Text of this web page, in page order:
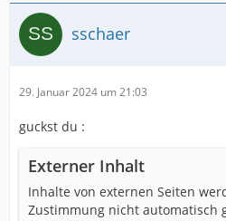
sschaer
29. Januar 2024 um 21:03
guckst du :
Externer Inhalt
Inhalte von externen Seiten
Zustimmung nicht automatisch